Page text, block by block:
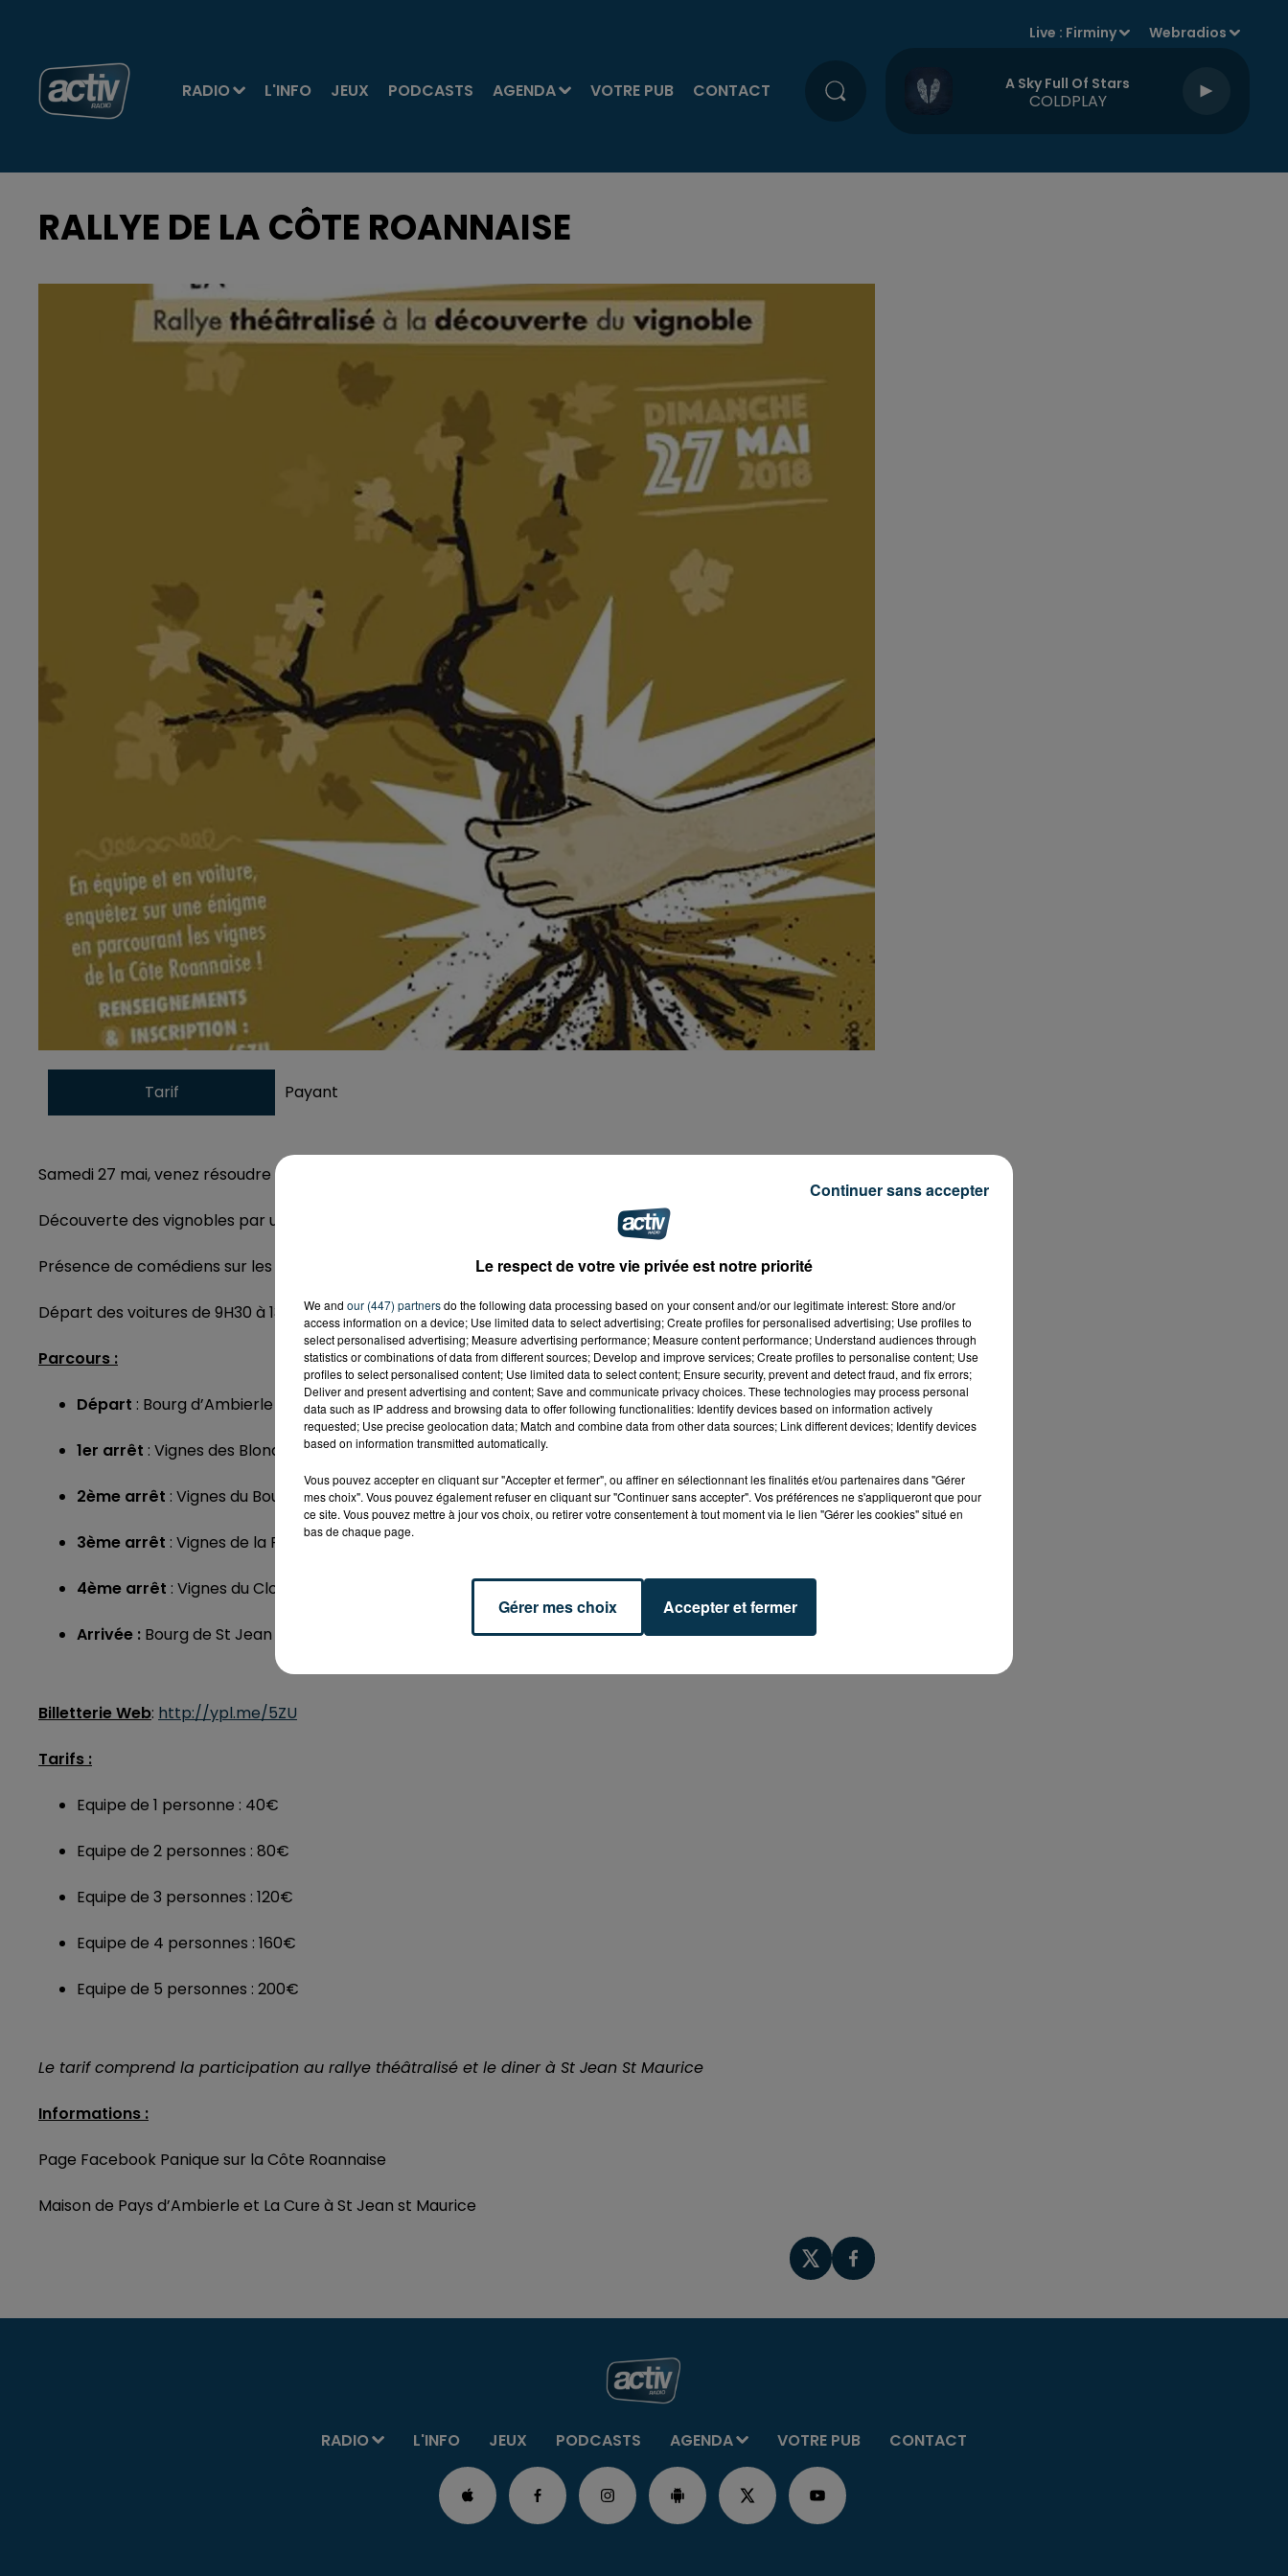
RADIO L'INFO JEUX PODCASTS AGENDA VOTRE PUB CONTACT
Live : Firminy Webradios
A Sky Full Of Stars
COLDPLAY
RALLYE DE LA CÔTE ROANNAISE
Tarif Payant
Samedi 27 mai, venez résoudre l’énigme du rallye théâtralisé sur la côte roannaise.
Découverte des vignobles par un parcours de plus de 30 km à réaliser en voiture ou en deux roues.
Présence de comédiens sur les lieux des énigmes, concours photos avec remise de prix et diner festif.
Départ des voitures de 9H30 à 13H30.
Parcours :
Départ : Bourg d’Ambierle
1er arrêt : Vignes des Blondins à Renaison
2ème arrêt : Vignes du Bouthéran à St André d’Apchon
3ème arrêt : Vignes de la Rochette à Villemontais
4ème arrêt : Vignes du Clos du Puy à St Jean St Maurice
Arrivée : Bourg de St Jean St Maurice
Billetterie Web: http://ypl.me/5ZU
Tarifs :
Equipe de 1 personne : 40€
Equipe de 2 personnes : 80€
Equipe de 3 personnes : 120€
Equipe de 4 personnes : 160€
Equipe de 5 personnes : 200€
Le tarif comprend la participation au rallye théâtralisé et le diner à St Jean St Maurice
Informations :
Page Facebook Panique sur la Côte Roannaise
Maison de Pays d’Ambierle et La Cure à St Jean st Maurice
RADIO L'INFO JEUX PODCASTS AGENDA VOTRE PUB CONTACT
Le respect de votre vie privée est notre priorité
We and our (447) partnersdo the following data processing based on your consent and/or our legitimate interest: Store and/or
access information on a device; Use limited data to select advertising; Create profiles for personalised advertising; Use profiles to
select personalised advertising; Measure advertising performance; Measure content performance; Understand audiences through
statistics or combinations of data from different sources; Develop and improve services; Create profiles to personalise content; Use
profiles to select personalised content; Use limited data to select content; Ensure security, prevent and detect fraud, and fix errors;
Deliver and present advertising and content; Save and communicate privacy choices. These technologies may process personal
data such as IP address and browsing data to offer following functionalities: Identify devices based on information actively
requested; Use precise geolocation data; Match and combine data from other data sources; Link different devices; Identify devices
based on information transmitted automatically.
Vous pouvez accepter en cliquant sur "Accepter et fermer", ou affiner en sélectionnant les finalités et/ou partenaires dans "Gérer
mes choix". Vous pouvez également refuser en cliquant sur "Continuer sans accepter". Vos préférences ne s'appliqueront que pour
ce site. Vous pouvez mettre à jour vos choix, ou retirer votre consentement à tout moment via le lien "Gérer les cookies" situé en
bas de chaque page.
Gérer mes choix Accepter et fermer
Continuer sans accepter